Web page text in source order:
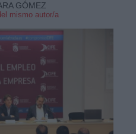
GÓMEZ
mismo autor/a